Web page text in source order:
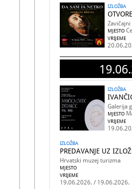
IZLOŽBA
Zavičajni
MJESTO
VRIJEME
IZLOŽBA
Galerija
MJESTO
VRIJEME
IZLOŽBA
PREDAVANJE UZ
Hrvatski muzej turizma
MJESTO
VRIJEME
19.06.2026. / 19.06.2026.